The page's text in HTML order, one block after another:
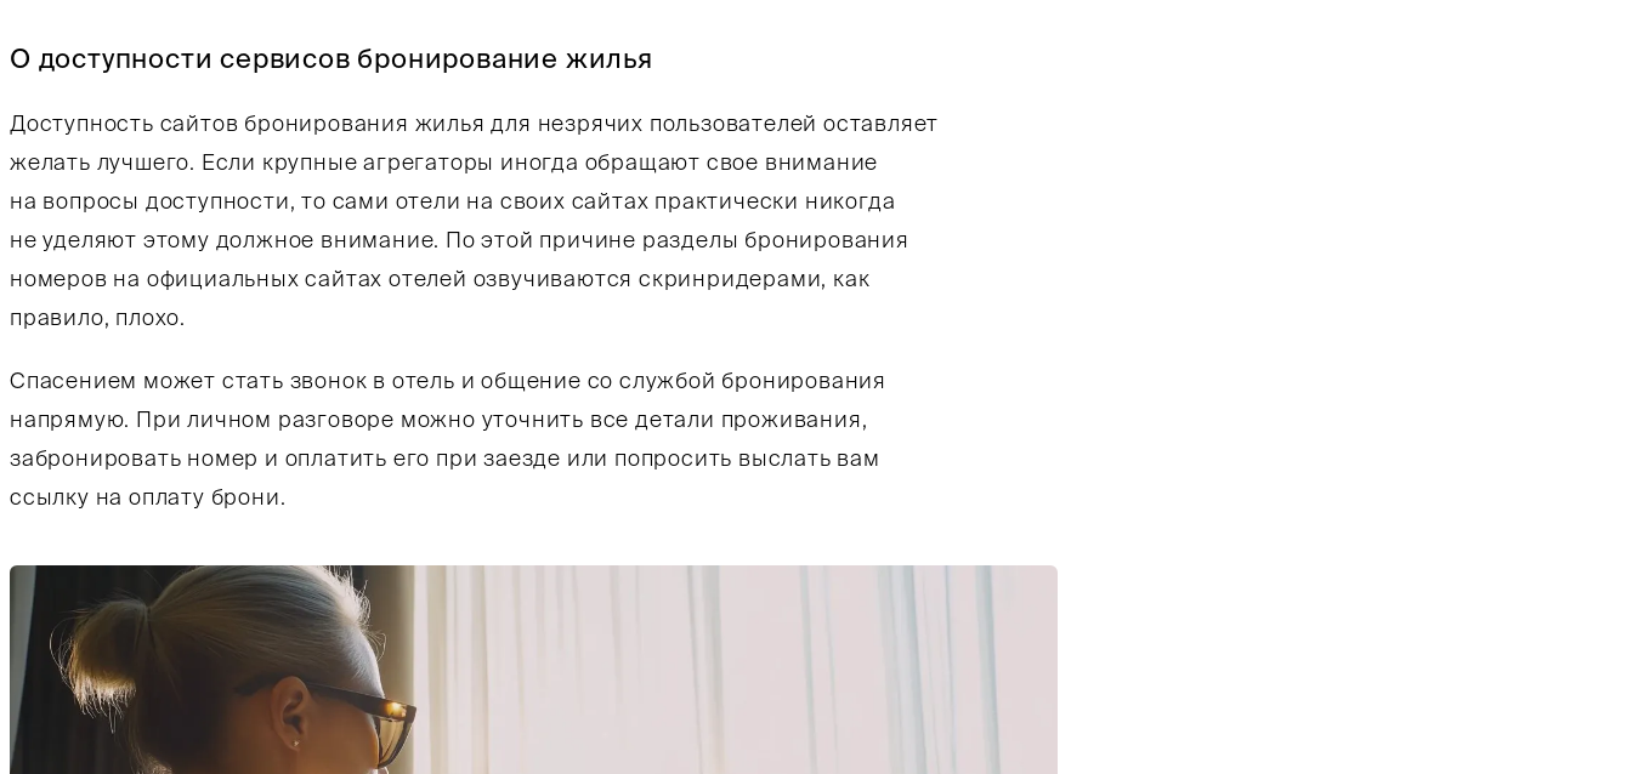
О доступности сервисов бронирование жилья
Доступность сайтов бронирования жилья для незрячих пользователей оставляет
желать лучшего. Если крупные агрегаторы иногда обращают свое внимание
на вопросы доступности, то сами отели на своих сайтах практически никогда
не уделяют этому должное внимание. По этой причине разделы бронирования
номеров на официальных сайтах отелей озвучиваются скринридерами, как
правило, плохо.
Спасением может стать звонок в отель и общение со службой бронирования
напрямую. При личном разговоре можно уточнить все детали проживания,
забронировать номер и оплатить его при заезде или попросить выслать вам
ссылку на оплату брони.